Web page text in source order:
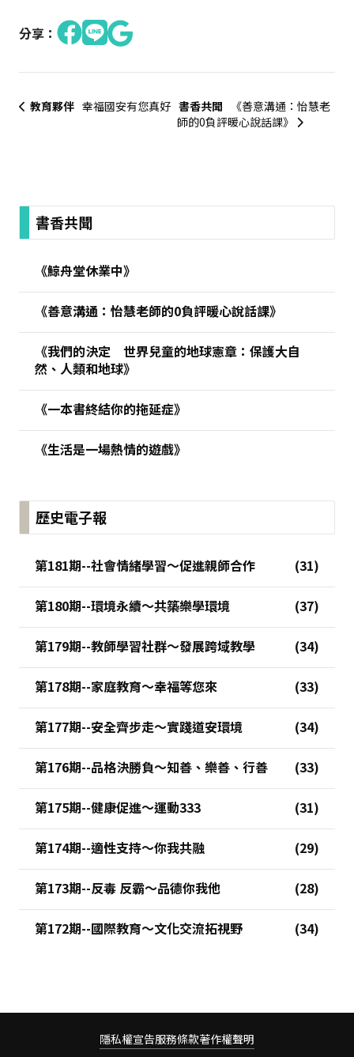
分享：
教育夥伴 幸福國安有您真好 書香共聞
《善意溝通：怡慧老
師的0負評暖心說話課》
:::書香共聞
《鯨舟堂休業中》
《善意溝通：怡慧老師的0負評暖心說話課》
《我們的決定 世界兒童的地球憲章：保護大自
然、人類和地球》
《一本書終結你的拖延症》
《生活是一場熱情的遊戲》
歷史電子報
第181期--社會情緒學習～促進親師合作
第180期--環境永續～共築樂學環境
第179期--教師學習社群～發展跨域教學
第178期--家庭教育～幸福等您來
第177期--安全齊步走～實踐道安環境
第176期--品格決勝負～知善、樂善、行善
第175期--健康促進～運動333
第174期--適性支持～你我共融
第173期--反毒 反霸～品德你我他
第172期--國際教育～文化交流拓視野
隱私權宣告服務條款著作權聲明